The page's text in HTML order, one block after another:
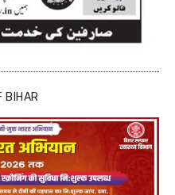
BIHAR